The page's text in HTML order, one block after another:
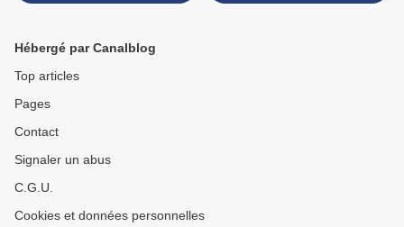
Hébergé par Canalblog
Top articles
Pages
Contact
Signaler un abus
C.G.U.
Cookies et données personnelles